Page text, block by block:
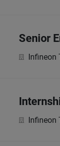
Senior
Infineon
Infineon